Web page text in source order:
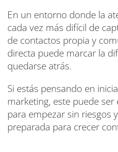
En un entorno donde la
cada vez más difícil de
de contactos propia y
directa puede marcar la
quedarse atrás.
Si estás pensando en
marketing, este puede
para empezar sin riesgos
preparada para crecer